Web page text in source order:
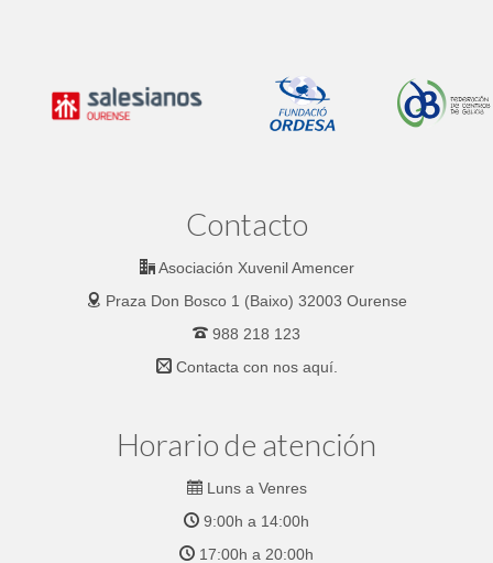
Contacto
Asociación Xuvenil Amencer
Praza Don Bosco 1 (Baixo) 32003 Ourense
988 218 123
Contacta con nos aquí.
Horario de atención
Luns a Venres
9:00h a 14:00h
17:00h a 20:00h